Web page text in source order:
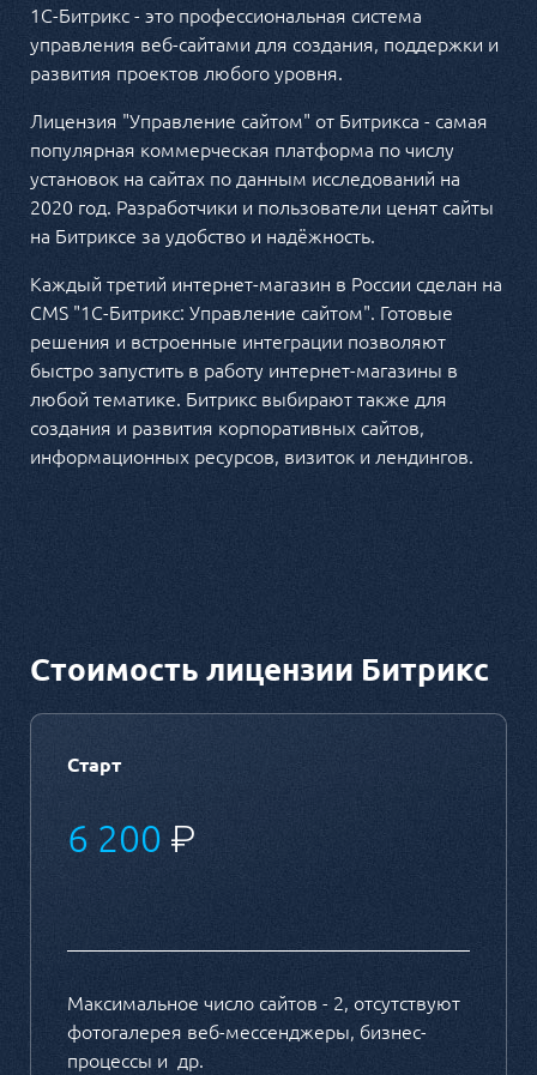
1С-Битрикс - это профессиональная система
управления веб-сайтами для создания, поддержки и
развития проектов любого уровня.
Лицензия "Управление сайтом" от Битрикса - самая
популярная коммерческая платформа по числу
установок на сайтах по данным исследований на
2020 год. Разработчики и пользователи ценят сайты
на Битриксе за удобство и надёжность.
Каждый третий интернет-магазин в России сделан на
CMS "1C-Битрикс: Управление сайтом". Готовые
решения и встроенные интеграции позволяют
быстро запустить в работу интернет-магазины в
любой тематике. Битрикс выбирают также для
создания и развития корпоративных сайтов,
информационных ресурсов, визиток и лендингов.
Стоимость лицензии Битрикс
Старт
6 200 ₽
Максимальное число сайтов - 2, отсутствуют
фотогалерея веб-мессенджеры, бизнес-
процессы и др.